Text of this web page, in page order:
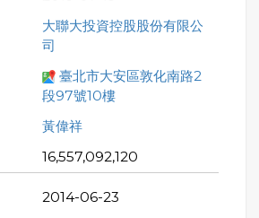
大聯大投資控股股份有限公
司
臺北市大安區敦化南路2
段97號10樓
黃偉祥
16,557,092,120
2014-06-23